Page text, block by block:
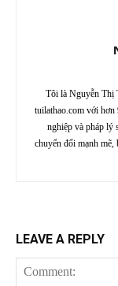
Tôi là Nguyễn Thị
tuilathao.com với hơn
nghiệp và pháp lý
chuyển đổi mạnh
LEAVE A REPLY